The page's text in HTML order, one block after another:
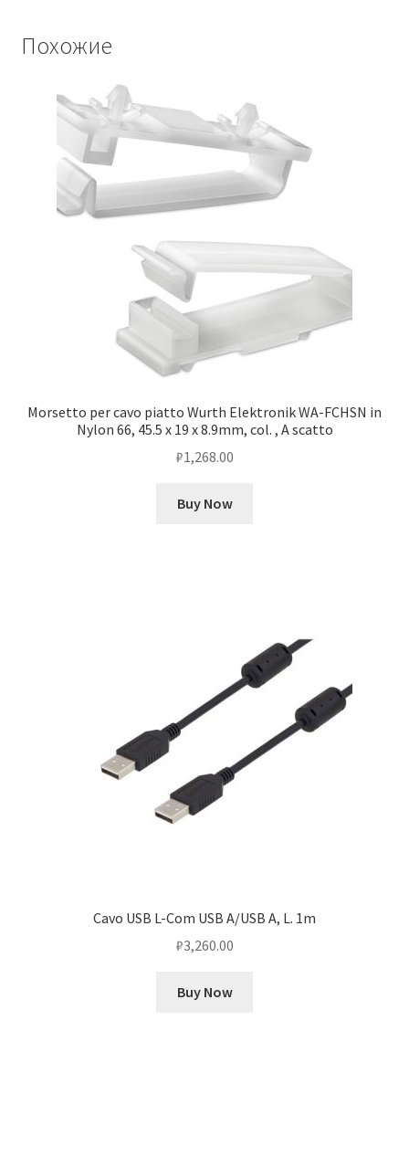
Похожие
Morsetto per cavo piatto Wurth Elektronik WA-FCHSN in
Nylon 66, 45.5 x 19 x 8.9mm, col. , A scatto
₽1,268.00
Buy Now
Cavo USB L-Com USB A/USB A, L. 1m
₽3,260.00
Buy Now